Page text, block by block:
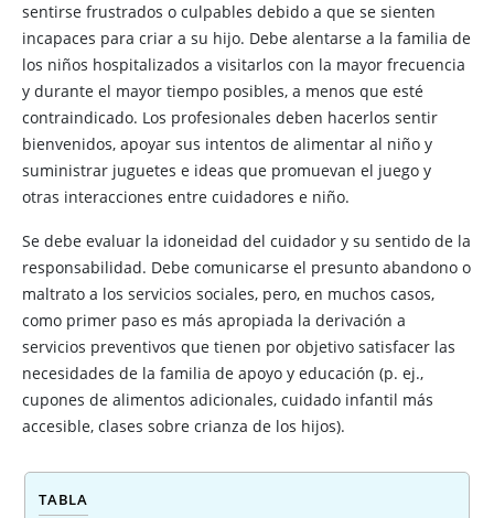
sentirse frustrados o culpables debido a que se sienten
incapaces para criar a su hijo. Debe alentarse a la familia de
los niños hospitalizados a visitarlos con la mayor frecuencia
y durante el mayor tiempo posibles, a menos que esté
contraindicado. Los profesionales deben hacerlos sentir
bienvenidos, apoyar sus intentos de alimentar al niño y
suministrar juguetes e ideas que promuevan el juego y
otras interacciones entre cuidadores e niño.
Se debe evaluar la idoneidad del cuidador y su sentido de la
responsabilidad. Debe comunicarse el presunto abandono o
maltrato a los servicios sociales, pero, en muchos casos,
como primer paso es más apropiada la derivación a
servicios preventivos que tienen por objetivo satisfacer las
necesidades de la familia de apoyo y educación (p. ej.,
cupones de alimentos adicionales, cuidado infantil más
accesible, clases sobre crianza de los hijos).
TABLA